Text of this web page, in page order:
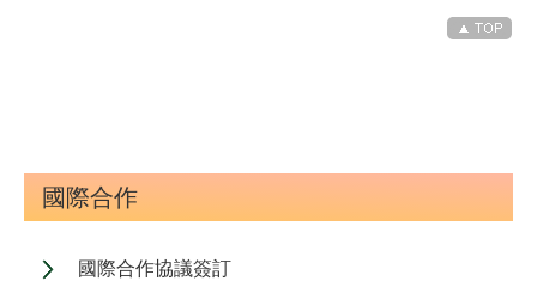
國際合作
國際合作協議簽訂